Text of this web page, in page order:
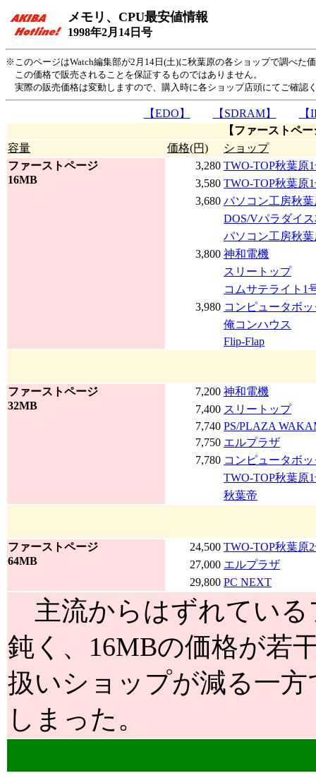
メモリ、CPU最安値情報
1998年2月14日号
※このページはWatch編集部が2月14日(土)に秋葉原の各ショップで調べた
この価格で販売されることを保証するものではありません。
実際の販売価格は変動しますので、購入時に各ショップ店頭にてご確認
【EDO】 【SDRAM】
【ファーストペ
容量
価格(円)
ショップ
ファーストページ
16MB
3,280 TWO-TOP秋葉原
3,580 TWO-TOP秋葉原
3,680 パソコン工房秋
DOS/Vパラダイ
パソコン工房秋
3,800 神和電機
スリートップ
コムサテライト1
3,980 コンピュータボ
俺コンハウス
Flip-Flap
ファーストページ
32MB
7,200 神和電機
7,400 スリートップ
7,740 PS/PLAZA
7,750 エルプラザ
7,780 コンピュータボ
TWO-TOP秋葉原
秋葉帝
ファーストページ
64MB
24,500 TWO-TOP秋葉原
27,000 エルプラザ
29,800 PC NEXT
主流からはずれている
鈍く、16MBの価格が若
扱いショップが減る一
しまった。